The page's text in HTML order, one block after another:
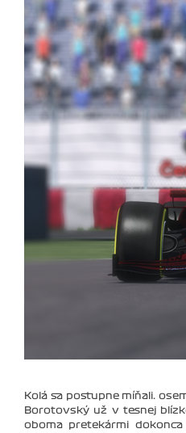
Kolá sa postupne míňali.
Borotovský už v tesnej
oboma pretekármi